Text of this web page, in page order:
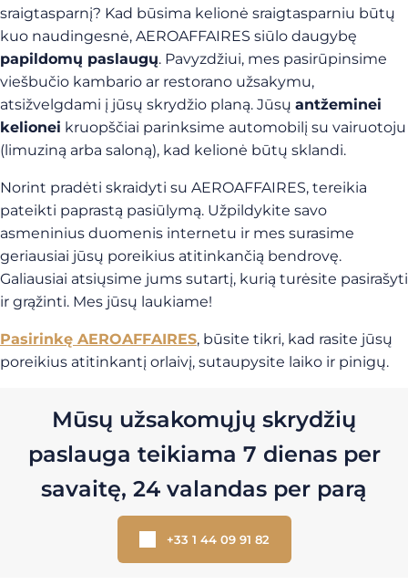
sraigtasparnį? Kad būsima kelionė sraigtasparniu būtų
kuo naudingesnė, AEROAFFAIRES siūlo daugybę
papildomų paslaugų. Pavyzdžiui, mes pasirūpinsime
viešbučio kambario ar restorano užsakymu,
atsižvelgdami į jūsų skrydžio planą. Jūsų antžeminei
kelionei kruopščiai parinksime automobilį su vairuotoju
(limuziną arba saloną), kad kelionė būtų sklandi.
Norint pradėti skraidyti su AEROAFFAIRES, tereikia
pateikti paprastą pasiūlymą. Užpildykite savo
asmeninius duomenis internetu ir mes surasime
geriausiai jūsų poreikius atitinkančią bendrovę.
Galiausiai atsiųsime jums sutartį, kurią turėsite pasirašyti
ir grąžinti. Mes jūsų laukiame!
Pasirinkę AEROAFFAIRES, būsite tikri, kad rasite jūsų
poreikius atitinkantį orlaivį, sutaupysite laiko ir pinigų.
Mūsų užsakomųjų skrydžių
paslauga teikiama 7 dienas per
savaitę, 24 valandas per parą
+33 1 44 09 91 82